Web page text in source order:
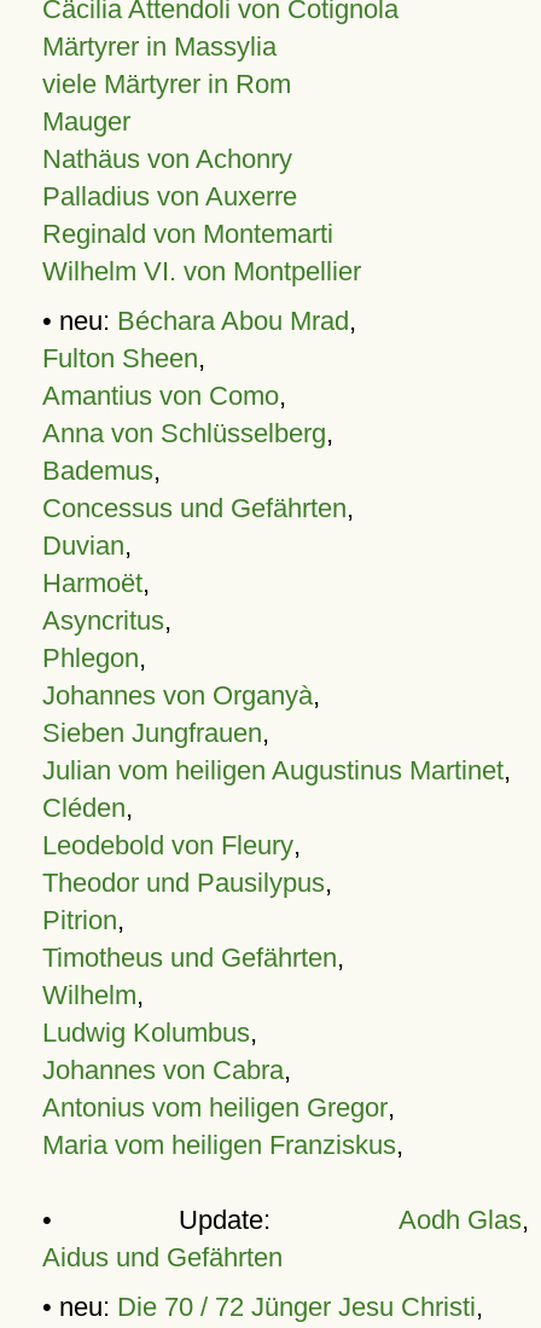
Cäcilia Attendoli von Cotignola
Märtyrer in Massylia
viele Märtyrer in Rom
Mauger
Nathäus von Achonry
Palladius von Auxerre
Reginald von Montemarti
Wilhelm VI. von Montpellier
• neu: Béchara Abou Mrad,
Fulton Sheen,
Amantius von Como,
Anna von Schlüsselberg,
Bademus,
Concessus und Gefährten,
Duvian,
Harmoët,
Asyncritus,
Phlegon,
Johannes von Organyà,
Sieben Jungfrauen,
Julian vom heiligen Augustinus Martinet,
Cléden,
Leodebold von Fleury,
Theodor und Pausilypus,
Pitrion,
Timotheus und Gefährten,
Wilhelm,
Ludwig Kolumbus,
Johannes von Cabra,
Antonius vom heiligen Gregor,
Maria vom heiligen Franziskus,
• Update: Aodh Glas,
Aidus und Gefährten
• neu: Die 70 / 72 Jünger Jesu Christi,